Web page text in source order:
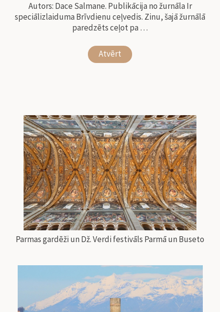
Autors: Dace Salmane. Publikācija no žurnāla Ir
speciālizlaiduma Brīvdienu ceļvedis. Zinu, šajā žurnālā
paredzēts ceļot pa …
Atvērt
Parmas gardēži un Dž. Verdi festivāls Parmā un Buseto